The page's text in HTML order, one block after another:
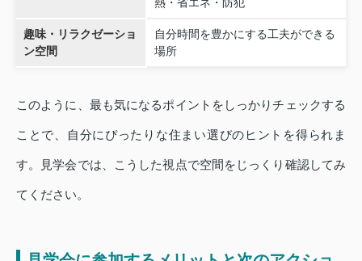
熱・省エネ・防犯
趣味・リラクゼーショ
ン空間
自分時間を豊かにする工夫ができる
場所
このように、最も気になるポイントをしっかりチェックする
ことで、自分にぴったりな住まい選びのヒントを得られま
す。見学会では、こうした視点で空間をじっくり確認してみ
てください。